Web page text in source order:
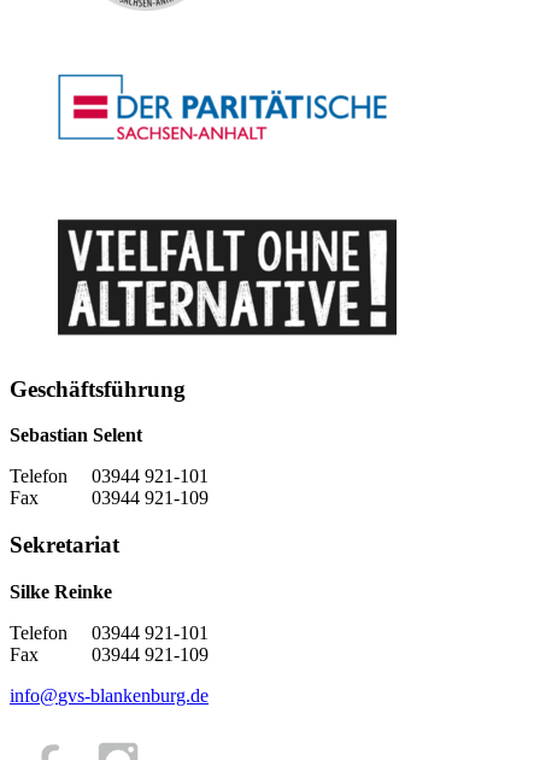
Geschäftsführung
Sebastian Selent
Telefon 03944 921-101
Fax 03944 921-109
Sekretariat
Silke Reinke
Telefon 03944 921-101
Fax 03944 921-109
info@gvs-blankenburg.de